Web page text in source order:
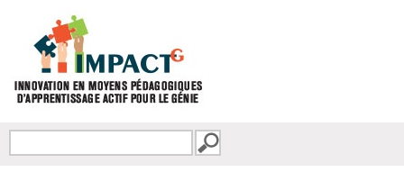
FORMULAIRE DE